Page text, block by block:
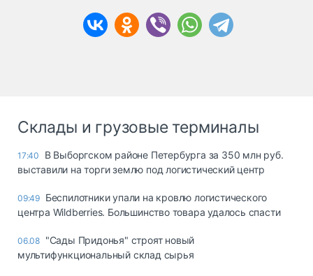
Склады и грузовые терминалы
17:40
В Выборгском районе Петербурга за 350 млн руб.
выставили на торги землю под логистический центр
09:49 Беспилотники упали на кровлю логистического
центра Wildberries. Большинство товара удалось спасти
06.08 "Сады Придонья" строят новый
мультифункциональный склад сырья